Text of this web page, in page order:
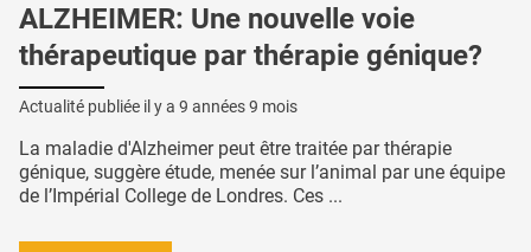
ALZHEIMER: Une nouvelle voie
thérapeutique par thérapie génique?
Actualité publiée il y a 9 années 9 mois
La maladie d'Alzheimer peut être traitée par thérapie
génique, suggère étude, menée sur l’animal par une équipe
de l’Impérial College de Londres. Ces ...